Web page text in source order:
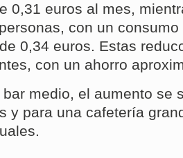
0,31 euros al mes,
con un
0,34 euros. Estas
con un ahorro
medio, el aumento se
y para una cafetería